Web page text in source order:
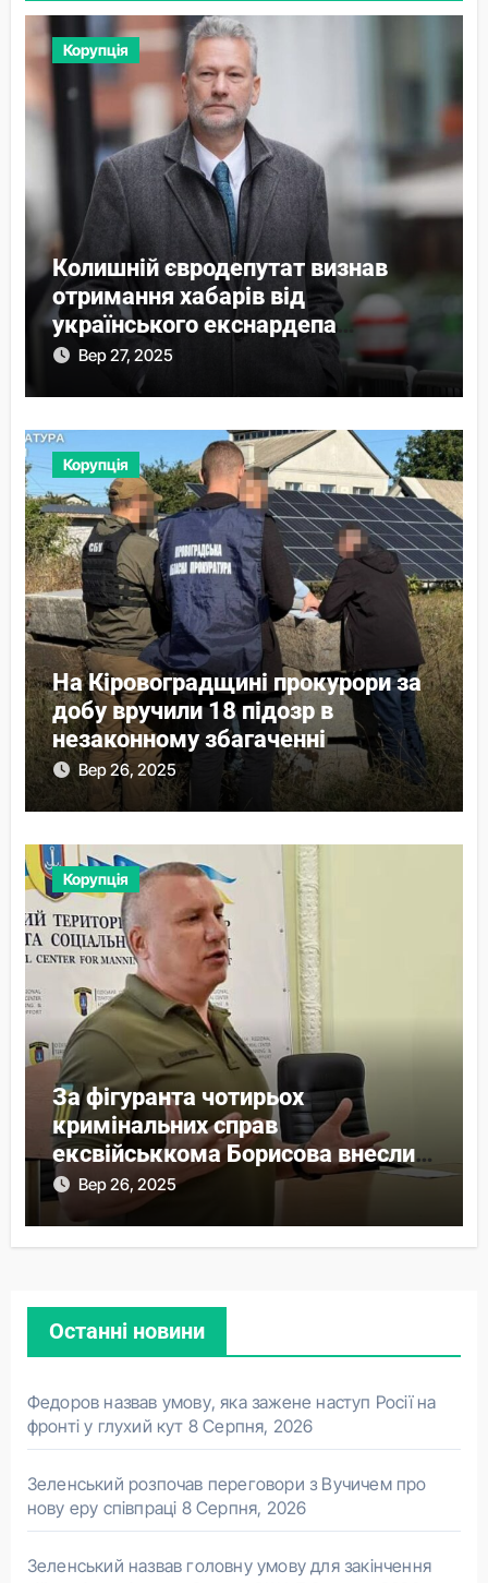
Корупція
Колишній євродепутат визнав
отримання хабарів від
українського екснардепа
Волошина
Вер 27, 2025
Корупція
На Кіровоградщині прокурори за
добу вручили 18 підозр в
незаконному збагаченні
Вер 26, 2025
Корупція
За фігуранта чотирьох
кримінальних справ
ексвійськкома Борисова внесли
понад 44 млн застави
Вер 26, 2025
Останні новини
Федоров назвав умову, яка зажене наступ Росії на
фронті у глухий кут 8 Серпня, 2026
Зеленський розпочав переговори з Вучичем про
нову еру співпраці 8 Серпня, 2026
Зеленський назвав головну умову для закінчення